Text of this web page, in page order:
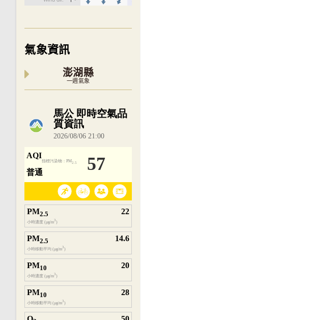
氣象資訊
澎湖縣
一週氣象
內嵌空氣品質小工具為視覺預覽，完整即時空氣品質資料請開啟